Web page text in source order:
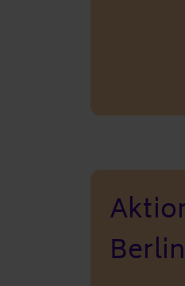
Berlin